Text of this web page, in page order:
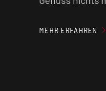
länger das
MEHR ERFAHREN